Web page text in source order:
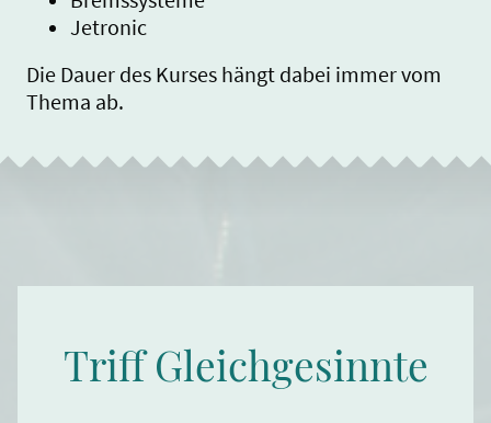
Jetronic
Die Dauer des Kurses hängt dabei immer vom
Thema ab.
Triff Gleichgesinnte